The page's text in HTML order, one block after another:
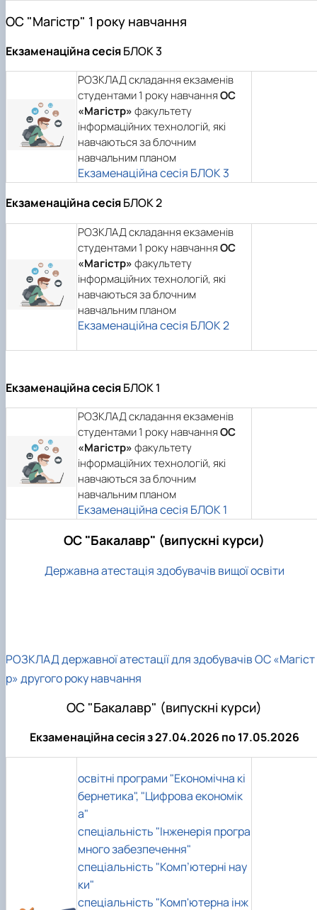
ОС "Магістр" 1 року навчання
Екзаменаційна сесіяБЛОК 3
РОЗКЛАД складання екзаменів
студентами 1 року навчанняОС
«Магістр»факультету
інформаційних технологій, які
навчаються за блочним
навчальним планом
Екзаменаційна сесія БЛОК 3
Екзаменаційна сесіяБЛОК 2
РОЗКЛАД складання екзаменів
студентами 1 року навчанняОС
«Магістр»факультету
інформаційних технологій, які
навчаються за блочним
навчальним планом
Екзаменаційна сесія БЛОК 2
Екзаменаційна сесіяБЛОК 1
РОЗКЛАД складання екзаменів
студентами 1 року навчанняОС
«Магістр»факультету
інформаційних технологій, які
навчаються за блочним
навчальним планом
Екзаменаційна сесія БЛОК 1
ОС "Бакалавр" (випускні курси)
Державна атестація здобувачів вищої освіти
РОЗКЛАД державної атестації для здобувачів ОС «Магіст
р» другого року навчання
ОС "Бакалавр" (випускні курси)
Екзаменаційна сесія з 27.04.2026 по 17.05.2026
освітні програми "Економічна кі
бернетика", "Цифрова економік
а"
спеціальність "Інженерія програ
много забезпечення"
спеціальність "Комп’ютерні нау
ки"
спеціальність "Комп'ютерна інж